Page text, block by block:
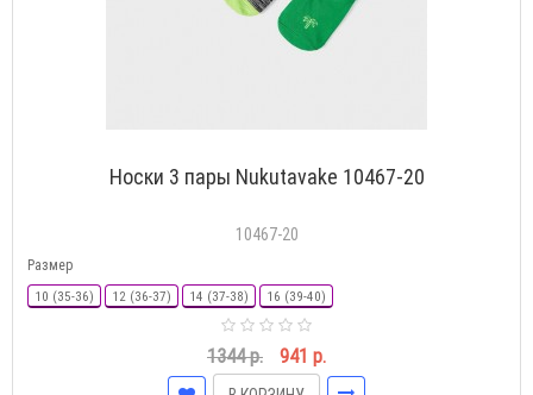
Носки 3 пары Nukutavake 10467-20
10467-20
Размер
10 (35-36) 12 (36-37) 14 (37-38) 16 (39-40)
1344 р. 941 р.